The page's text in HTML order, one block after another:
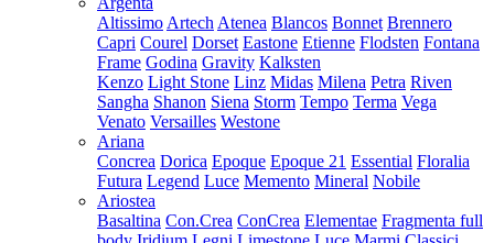
Altissimo Artech Atenea Blancos Bonnet Brennero
Capri Courel Dorset Eastone Etienne Flodsten Fontana
Frame Godina Gravity Kalksten
Kenzo Light Stone Linz Midas Milena Petra Riven
Sangha Shanon Siena Storm Tempo Terma Vega
Venato Versailles Westone
Ariana
Concrea Dorica Epoque Epoque 21 Essential Floralia
Futura Legend Luce Memento Mineral Nobile
Ariostea
Basaltina Con.Crea ConCrea Elementae Fragmenta full